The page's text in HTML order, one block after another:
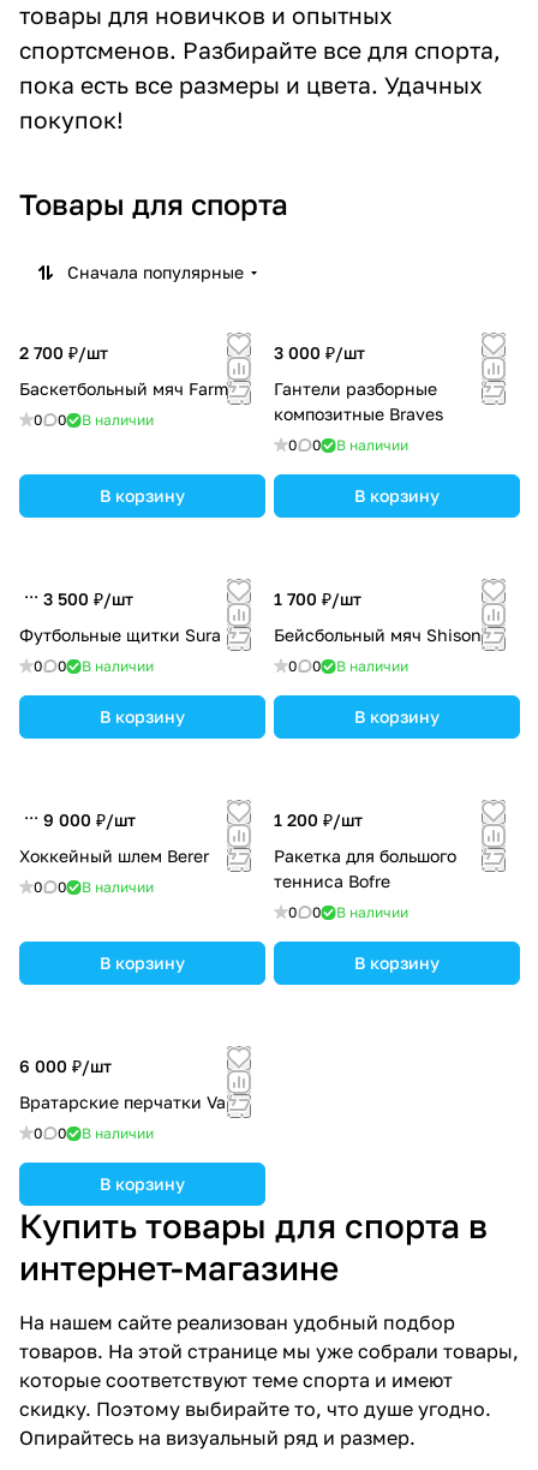
товары для новичков и опытных
спортсменов. Разбирайте все для спорта,
пока есть все размеры и цвета. Удачных
покупок!
Товары для спорта
Сначала популярные
2 700 ₽/шт
Баскетбольный мяч Farmax
0 0 В наличии
В корзину
3 000 ₽/шт
Гантели разборные
композитные Braves
0 0 В наличии
В корзину
3 500 ₽/шт
Футбольные щитки Sura
0 0 В наличии
В корзину
1 700 ₽/шт
Бейсбольный мяч Shison
0 0 В наличии
В корзину
9 000 ₽/шт
Хоккейный шлем Berer
0 0 В наличии
В корзину
1 200 ₽/шт
Ракетка для большого
тенниса Bofre
0 0 В наличии
В корзину
6 000 ₽/шт
Вратарские перчатки Varse
0 0 В наличии
В корзину
Купить товары для спорта в
интернет-магазине
На нашем сайте реализован удобный подбор
товаров. На этой странице мы уже собрали товары,
которые соответствуют теме спорта и имеют
скидку. Поэтому выбирайте то, что душе угодно.
Опирайтесь на визуальный ряд и размер.